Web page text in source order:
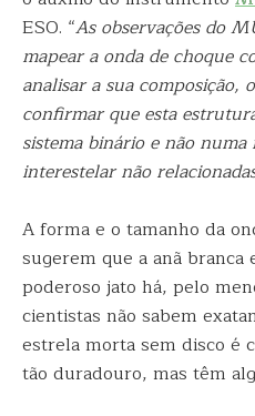
ESO. “As observações do
mapear a onda de choque
analisar a sua composição,
confirmar que esta
sistema binário e não
interestelar não
A forma e o tamanho da
sugerem que a anã branca
poderoso jato há, pelo
cientistas não sabem
estrela morta sem disco é
tão duradouro, mas têm